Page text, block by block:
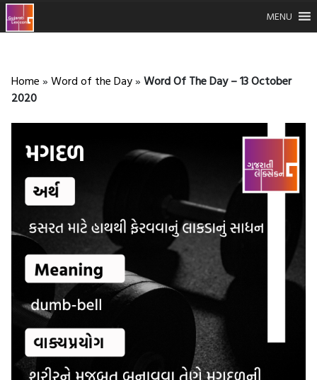
MENU
Home » Word of the Day» Word Of The Day – 13 October
2020